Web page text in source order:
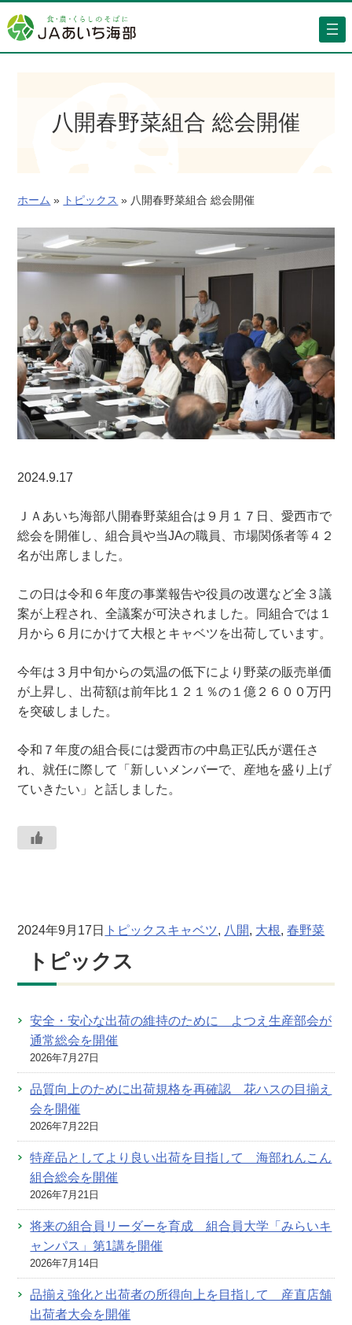
容
を
八開春野菜組合 総会開催
ホーム » トピックス » 八開春野菜組合 総会開催
2024.9.17
ＪＡあいち海部八開春野菜組合は９月１７日、愛西市で
総会を開催し、組合員や当JAの職員、市場関係者等４２
名が出席しました。
この日は令和６年度の事業報告や役員の改選など全３議
案が上程され、全議案が可決されました。同組合では１
月から６月にかけて大根とキャベツを出荷しています。
今年は３月中旬からの気温の低下により野菜の販売単価
が上昇し、出荷額は前年比１２１％の１億２６００万円
を突破しました。
令和７年度の組合長には愛西市の中島正弘氏が選任さ
れ、就任に際して「新しいメンバーで、産地を盛り上げ
ていきたい」と話しました。
2024年9月17日 トピックス キャベツ, 八開, 大根, 春野菜
トピックス
安全・安心な出荷の維持のために よつえ生産部会が
通常総会を開催
2026年7月27日
品質向上のために出荷規格を再確認 花ハスの目揃え
会を開催
2026年7月22日
特産品としてより良い出荷を目指して 海部れんこん
組合総会を開催
2026年7月21日
将来の組合員リーダーを育成 組合員大学「みらいキ
ャンパス」第1講を開催
2026年7月14日
品揃え強化と出荷者の所得向上を目指して 産直店舗
出荷者大会を開催